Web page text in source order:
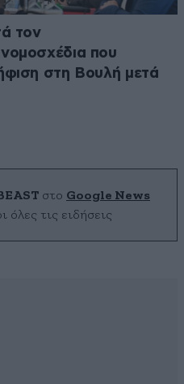
τον
που
στη Βουλή μετά
στο Google News
όλες τις ειδήσεις